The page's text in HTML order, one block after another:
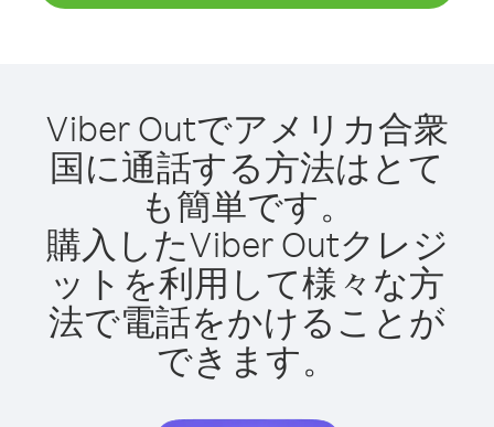
Viber Outでアメリカ合衆
国に通話する方法はとて
も簡単です。
購入したViber Outクレジ
ットを利用して様々な方
法で電話をかけることが
できます。